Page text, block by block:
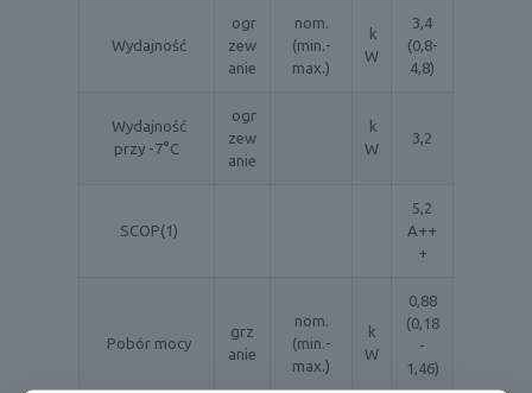
Wydajność
ogr
zew
anie
nom.
(min.-
max.)
k
W
3,4
(0,8-
4,8)
Wydajność
przy -7°C
ogr
zew
anie
k
W
3,2
SCOP(1)
5,2
A++
+
Pobór mocy
grz
anie
nom.
(min.-
max.)
k
W
0,88
(0,18
-
1,46)